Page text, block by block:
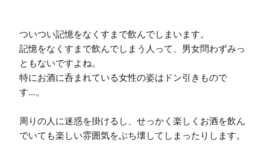
ついつい記憶をなくすまで飲んでしまいます。
記憶をなくすまで飲んでしまう人って、男女問わずみっ
ともないですよね。
特にお酒に呑まれている女性の姿はドン引きもので
す...。
周りの人に迷惑を掛けるし、せっかく楽しくお酒を飲ん
でいても楽しい雰囲気をぶち壊してしまったりします。